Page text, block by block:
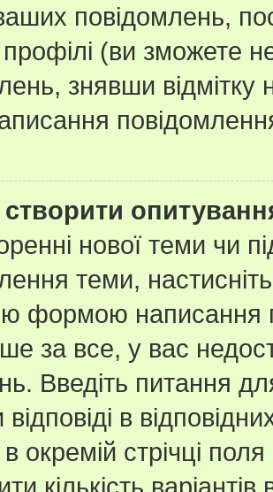
повідомлень,
(ви зможете
знявши відмітку
створити
нової теми чи
теми,
формою написання
за все, у вас
Введіть питання
відповіді в
окремій стрічці
кількість